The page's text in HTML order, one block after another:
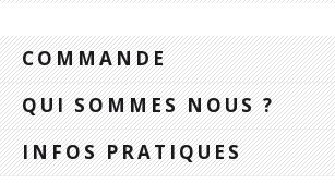
COMMANDE
QUI SOMMES NOUS ?
INFOS PRATIQUES